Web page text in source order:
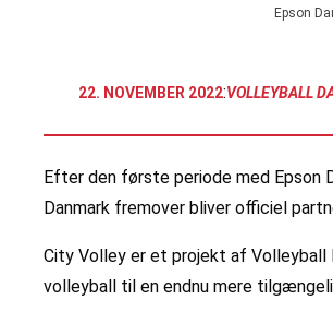
Epson
22. NOVEMBER 2022:VOLLEYBALL
Efter den første periode med Epson
Danmark fremover bliver officiel
City Volley er et projekt af Volleyball
volleyball til en endnu mere